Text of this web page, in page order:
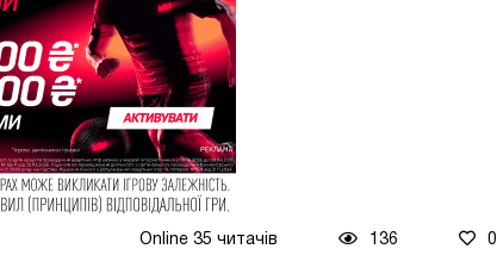
Online 35 читачів 136 0